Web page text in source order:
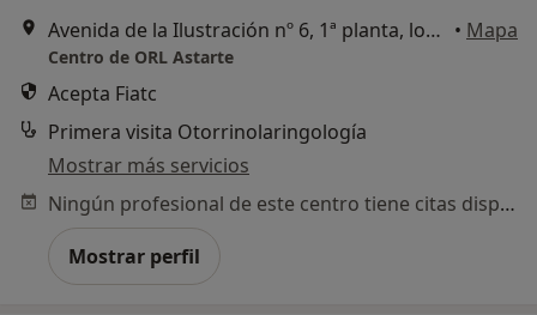
Avenida de la Ilustración nº 6, 1ª planta, local 1., Cádiz • Mapa
Centro de ORL Astarte
Acepta Fiatc
Primera visita Otorrinolaringología
Mostrar más servicios
Ningún profesional de este centro tiene citas disponibles
Mostrar perfil